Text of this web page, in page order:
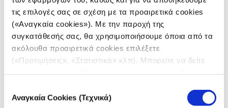
τις επιλογές σας σε σχέση με τα προαιρετικά cookies
(«Αναγκαία cookies»). Με την παροχή της
συγκατάθεσής σας, θα χρησιμοποιήσουμε όποια από τα
ακόλουθα προαιρετικά cookies επιλέξετε
(«Προτιμήσεις», «Στατιστικά» κλπ). Μπορείτε να δείτε
συγκατάθεσης
Αναγκαία Cookies (Τεχνικά)
Podcast 66
Αποτελέσματα έρευνας ως προς τις
λειτουργικότητες
κάνετε καθένα από τα
παρακάτω;
Απάντησαν Πολύ/Εντελώς